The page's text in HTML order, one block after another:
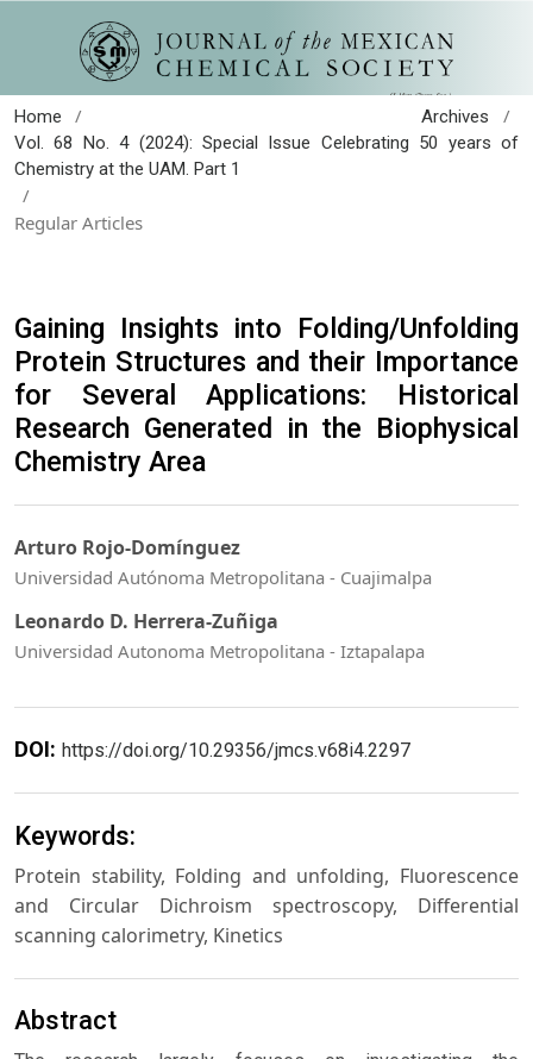
Home / Archives /
Vol. 68 No. 4 (2024): Special Issue Celebrating 50 years of
Chemistry at the UAM. Part 1
/
Regular Articles
Gaining Insights into Folding/Unfolding
Protein Structures and their Importance
for Several Applications: Historical
Research Generated in the Biophysical
Chemistry Area
Arturo Rojo-Domínguez
Universidad Autónoma Metropolitana - Cuajimalpa
Leonardo D. Herrera-Zuñiga
Universidad Autonoma Metropolitana - Iztapalapa
DOI: https://doi.org/10.29356/jmcs.v68i4.2297
Keywords:
Protein stability, Folding and unfolding, Fluorescence
and Circular Dichroism spectroscopy, Differential
scanning calorimetry, Kinetics
Abstract